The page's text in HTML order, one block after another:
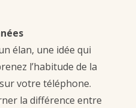
élan, une idée qui
l’habitude de la
votre téléphone.
la différence entre